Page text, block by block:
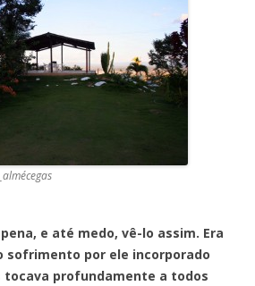
medo, vê-lo assim. Era
sofrimento por ele incorporado
profundamente a todos